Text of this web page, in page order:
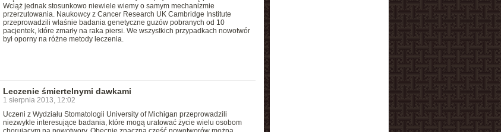
Wciąż jednak stosunkowo niewiele wiemy o samym mechanizmie
przerzutowania. Naukowcy z Cancer Research UK Cambridge Institute
przeprowadzili właśnie badania genetyczne guzów pobranych od 10
pacjentek, które zmarły na raka piersi. We wszystkich przypadkach nowotwór
był oporny na różne metody leczenia.
Leczenie śmiertelnymi dawkami
1 sierpnia 2013, 12:02
Uczeni z Wydziału Stomatologii University of Michigan przeprowadzili
niezwykle interesujące badania, które mogą uratować życie wielu osobom